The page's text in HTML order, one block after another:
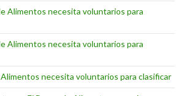
Alimentos necesita voluntarios para
Alimentos necesita voluntarios para
Alimentos necesita voluntarios para clasificar